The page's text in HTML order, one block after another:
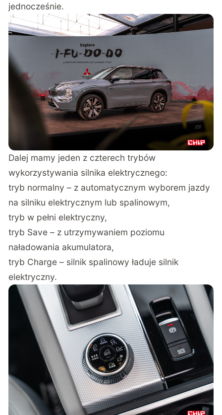
jednocześnie.
Dalej mamy jeden z czterech trybów
wykorzystywania silnika elektrycznego:
tryb normalny – z automatycznym wyborem jazdy
na silniku elektrycznym lub spalinowym,
tryb w pełni elektryczny,
tryb Save – z utrzymywaniem poziomu
naładowania akumulatora,
tryb Charge – silnik spalinowy ładuje silnik
elektryczny.